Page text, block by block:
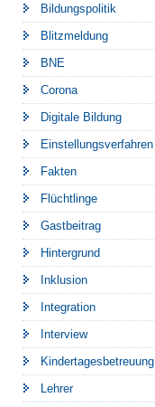
Bildungspolitik
Blitzmeldung
BNE
Corona
Digitale Bildung
Einstellungsverfahren
Fakten
Flüchtlinge
Gastbeitrag
Hintergrund
Inklusion
Integration
Interview
Kindertagesbetreuung
Lehrer